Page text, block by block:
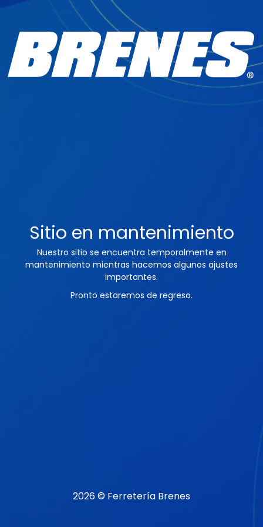
Sitio en mantenimiento
Nuestro sitio se encuentra temporalmente en
mantenimiento mientras hacemos algunos ajustes
importantes.
Pronto estaremos de regreso.
2026 © Ferretería Brenes